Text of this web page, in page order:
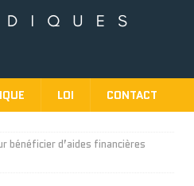
LOI CONTACT
bénéficier d’aides financières